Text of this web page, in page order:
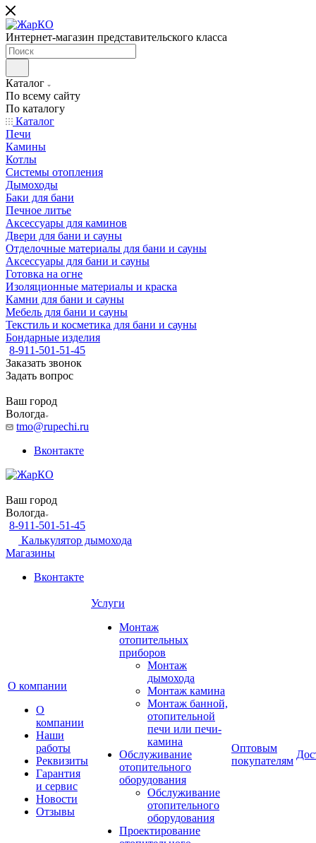
Интернет-магазин представительского класса
Каталог
По всему сайту
По каталогу
Каталог
Печи
Камины
Котлы
Системы отопления
Дымоходы
Баки для бани
Печное литье
Аксессуары для каминов
Двери для бани и сауны
Отделочные материалы для бани и сауны
Аксессуары для бани и сауны
Готовка на огне
Изоляционные материалы и краска
Камни для бани и сауны
Мебель для бани и сауны
Текстиль и косметика для бани и сауны
Бондарные изделия
8-911-501-51-45
Заказать звонок
Задать вопрос
Ваш город
Вологда
tmo@rupechi.ru
Вконтакте
Ваш город
Вологда
8-911-501-51-45
Калькулятор дымохода
Магазины
Вконтакте
О компании
О
компании
Наши
работы
Реквизиты
Гарантия
и сервис
Новости
Отзывы
Услуги
Монтаж
отопительных
приборов
Монтаж
дымохода
Монтаж камина
Монтаж банной,
отопительной
печи или печи-
камина
Обслуживание
отопительного
оборудования
Обслуживание
отопительного
оборудования
Проектирование
Оптовым
покупателям